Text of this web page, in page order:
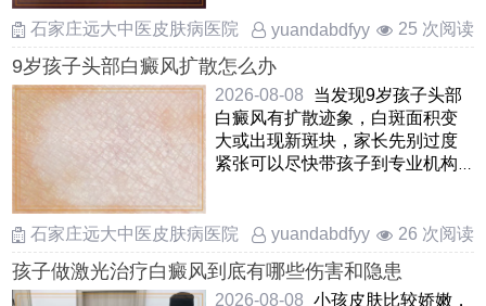
石家庄远大中医皮肤病医院
yuandabdfyy 25 次阅读
9岁孩子头部白癜风扩散怎么办
2026-08-08
当发现9岁孩子头部
白癜风有扩散迹象，白斑面积变
大或出现新斑块，家长先别过度
紧张可以尽快带孩子到专业机构
石家庄远大中医皮肤病医院 yuandabdfyy 26 次阅读
孩子做激光治疗白癜风到底有哪些伤害和隐患
2026-08-08 小孩皮肤比较娇嫩，